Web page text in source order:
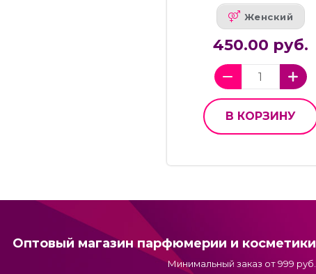
Женский
450.00 руб.
В КОРЗИНУ
Оптовый магазин парфюмерии и косметики
Минимальный заказ от 999 руб.